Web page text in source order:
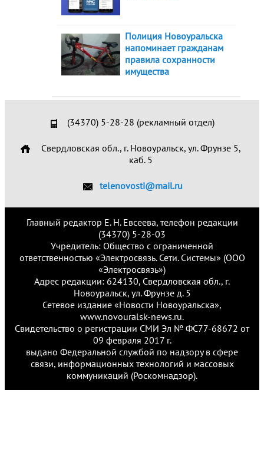
Полиция Новоуральска
напоминает гражданам
правила сохранности
имущества
(34370) 5-28-28 (рекламный отдел)
Свердловская обл., г. Новоуральск, ул. Фрунзе 5,
каб. 5
telenovosti@mail.ru
Главный редактор Е. Н. Евсеева, телефон редакции
(34370) 5-28-03
Учредитель: Общество с ограниченной
ответственностью «Электросвязь. Сети. Системы» (ООО
«Электросвязь»)
Адрес редакции: 624130, Свердловская обл., г.
Новоуральск, ул. Фрунзе д. 5
Сетевое издание «Новости Новоуральска»,
www.novouralsk-news.ru.
Свидетельство о регистрации СМИ Эл № ФС77-68672 от
09 февраля 2017 г.
выдано Федеральной службой по надзору в сфере
связи, информационных технологий и массовых
коммуникаций (Роскомнадзор).